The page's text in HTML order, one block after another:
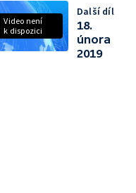
Video není
k dispozici
Další díl
18.
února
2019